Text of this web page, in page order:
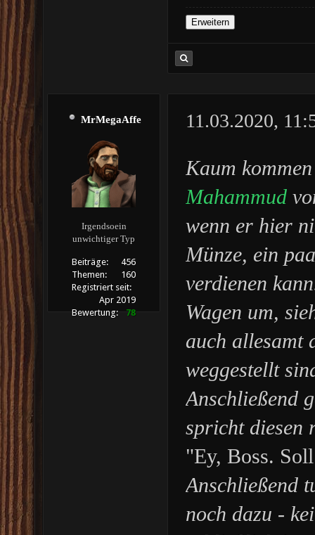
MrMegaAffe
Irgendsoein
unwichtiger Typ
Beiträge:
456
Themen:
160
Registriert seit:
Apr 2019
Bewertung:
78
11.03.2020,
Kaum
Mahammud
wenn er hier
Münze, ein
verdienen
Wagen um,
auch allesamt
weggestellt
Anschließend
spricht diesen
"Ey, Boss.
Anschließend
noch dazu -